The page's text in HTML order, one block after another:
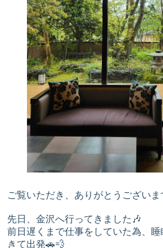
ご覧いただき、ありがとうございま
先日、金沢へ行ってきました🎶
前日遅くまで仕事をしていた為、
きて出発🚗💨